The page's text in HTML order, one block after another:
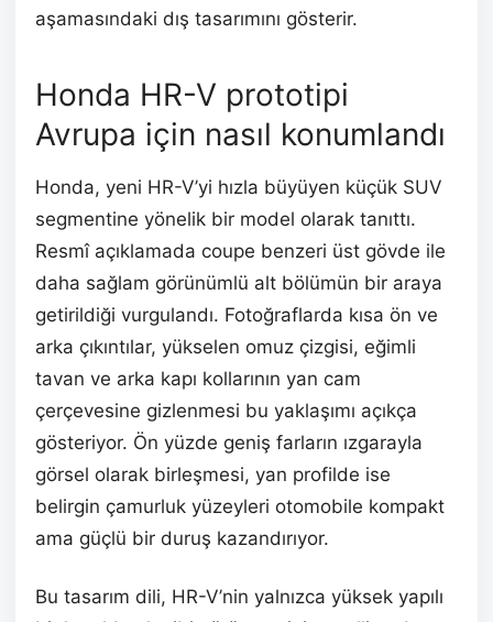
aşamasındaki dış tasarımını gösterir.
Honda HR-V prototipi
Avrupa için nasıl konumlandı
Honda, yeni HR-V’yi hızla büyüyen küçük SUV
segmentine yönelik bir model olarak tanıttı.
Resmî açıklamada coupe benzeri üst gövde ile
daha sağlam görünümlü alt bölümün bir araya
getirildiği vurgulandı. Fotoğraflarda kısa ön ve
arka çıkıntılar, yükselen omuz çizgisi, eğimli
tavan ve arka kapı kollarının yan cam
çerçevesine gizlenmesi bu yaklaşımı açıkça
gösteriyor. Ön yüzde geniş farların ızgarayla
görsel olarak birleşmesi, yan profilde ise
belirgin çamurluk yüzeyleri otomobile kompakt
ama güçlü bir duruş kazandırıyor.
Bu tasarım dili, HR-V’nin yalnızca yüksek yapılı